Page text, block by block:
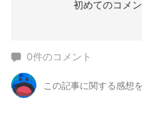
初めてのコメ
0件のコメント